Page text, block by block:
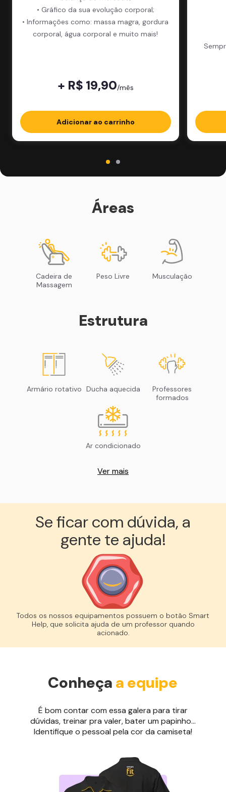
• Gráfico da sua evolução corporal;
• Informações como: massa magra, gordura
corporal, água corporal e muito mais!
+ R$ 19,90/mês
Adicionar ao carrinho
Áreas
Cadeira de
Massagem
Peso Livre Musculação
Estrutura
Armário rotativo Ducha aquecida
Professores
formados
Ar condicionado
Ver mais
Se ficar com dúvida, a
gente te ajuda!︎
Todos os nossos equipamentos possuem o botão Smart
Help, que solicita ajuda de um professor quando
acionado.
Conheça a equipe
É bom contar com essa galera para tirar
dúvidas, treinar pra valer, bater um papinho...
Identifique o pessoal pela cor da camiseta!